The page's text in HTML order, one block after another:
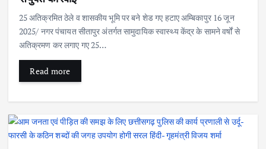
25 अतिक्रमित ठेले व शासकीय भूमि पर बने शेड गए हटाए अम्बिकापुर 16 जून
2025/ नगर पंचायत सीतापुर अंतर्गत सामुदायिक स्वास्थ्य केंद्र के सामने वर्षों से
अतिक्रमण कर लगाए गए 25…
Read more